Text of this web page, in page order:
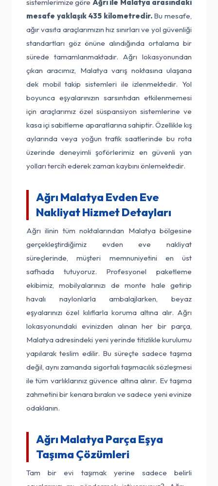
sistemlerimize göre Ağrı ile Malatya arasındaki
mesafe yaklaşık 435 kilometredir.Bu mesafe,
ağır vasıta araçlarımızın hız sınırları ve yol güvenliği
standartları göz önüne alındığında ortalama bir
sürede tamamlanmaktadır. Ağrı lokasyonundan
çıkan aracımız, Malatya varış noktasına ulaşana
dek mobil takip sistemleri ile izlenmektedir. Yol
boyunca eşyalarınızın sarsıntıdan etkilenmemesi
için araçlarımız özel süspansiyon sistemlerine ve
kasa içi sabitleme aparatlarına sahiptir. Özellikle kış
aylarında veya yoğun trafik saatlerinde bu rota
üzerinde deneyimli şoförlerimiz en güvenli yan
yolları tercih ederek zaman kaybını önlemektedir.
Ağrı Malatya Evden Eve
Nakliyat Hizmet Detayları
Ağrı ilinin tüm noktalarından Malatya bölgesine
gerçekleştirdiğimiz evden eve nakliyat
süreçlerinde, müşteri memnuniyetini en üst
safhada tutuyoruz. Profesyonel paketleme
ekibimiz, mobilyalarınızı de monte hale getirip
havalı naylonlarla ambalajlarken, beyaz
eşyalarınızı özel kılıflarla koruma altına alır. Ağrı
lokasyonundaki evinizden alınan her bir parça,
Malatya adresindeki yeni yerinde titizlikle kurulumu
yapılarak teslim edilir. Bu süreçte sadece taşıma
değil, aynı zamanda sigortalı taşımacılık sözleşmesi
ile tüm varlıklarınız güvence altına alınır. Ev taşıma
zahmetini bir kenara bırakın ve sadece yeni evinize
odaklanın.
Ağrı Malatya Parça Eşya
Taşıma Çözümleri
Tam bir evi taşımak yerine sadece belirli